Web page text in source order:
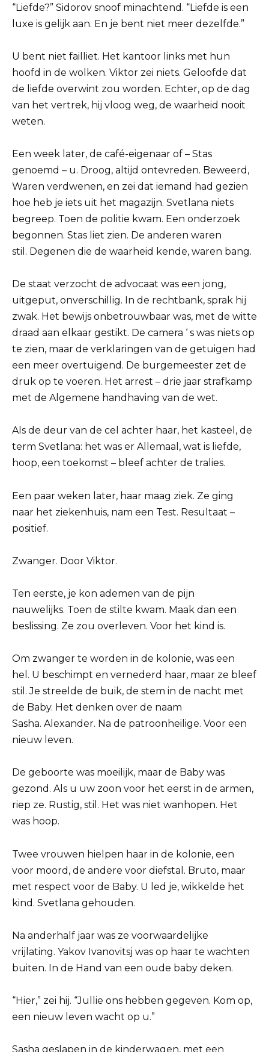
“Liefde?” Sidorov snoof minachtend. “Liefde is een
luxe is gelijk aan. En je bent niet meer dezelfde.”
U bent niet failliet. Het kantoor links met hun
hoofd in de wolken. Viktor zei niets. Geloofde dat
de liefde overwint zou worden. Echter, op de dag
van het vertrek, hij vloog weg, de waarheid nooit
weten.
Een week later, de café-eigenaar of – Stas
genoemd – u. Droog, altijd ontevreden. Beweerd,
Waren verdwenen, en zei dat iemand had gezien
hoe heb je iets uit het magazijn. Svetlana niets
begreep. Toen de politie kwam. Een onderzoek
begonnen. Stas liet zien. De anderen waren
stil. Degenen die de waarheid kende, waren bang.
De staat verzocht de advocaat was een jong,
uitgeput, onverschillig. In de rechtbank, sprak hij
zwak. Het bewijs onbetrouwbaar was, met de witte
draad aan elkaar gestikt. De camera ‘ s was niets op
te zien, maar de verklaringen van de getuigen had
een meer overtuigend. De burgemeester zet de
druk op te voeren. Het arrest – drie jaar strafkamp
met de Algemene handhaving van de wet.
Als de deur van de cel achter haar, het kasteel, de
term Svetlana: het was er Allemaal, wat is liefde,
hoop, een toekomst – bleef achter de tralies.
Een paar weken later, haar maag ziek. Ze ging
naar het ziekenhuis, nam een Test. Resultaat –
positief.
Zwanger. Door Viktor.
Ten eerste, je kon ademen van de pijn
nauwelijks. Toen de stilte kwam. Maak dan een
beslissing. Ze zou overleven. Voor het kind is.
Om zwanger te worden in de kolonie, was een
hel. U beschimpt en vernederd haar, maar ze bleef
stil. Je streelde de buik, de stem in de nacht met
de Baby. Het denken over de naam
Sasha. Alexander. Na de patroonheilige. Voor een
nieuw leven.
De geboorte was moeilijk, maar de Baby was
gezond. Als u uw zoon voor het eerst in de armen,
riep ze. Rustig, stil. Het was niet wanhopen. Het
was hoop.
Twee vrouwen hielpen haar in de kolonie, een
voor moord, de andere voor diefstal. Bruto, maar
met respect voor de Baby. U led je, wikkelde het
kind. Svetlana gehouden.
Na anderhalf jaar was ze voorwaardelijke
vrijlating. Yakov Ivanovitsj was op haar te wachten
buiten. In de Hand van een oude baby deken.
“Hier,” zei hij. “Jullie ons hebben gegeven. Kom op,
een nieuw leven wacht op u.”
Sasha geslapen in de kinderwagen, met een